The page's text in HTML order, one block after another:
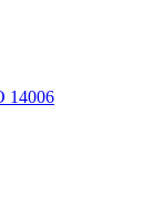
14006